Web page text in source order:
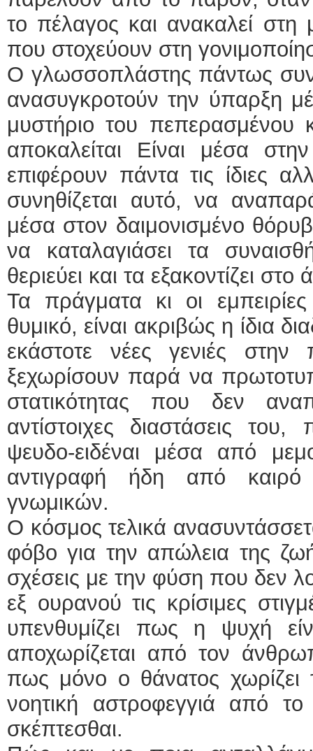
το πέλαγος και ανακαλεί στη
που στοχεύουν στη
Ο γλωσσοπλάστης πάντως
ανασυγκροτούν την ύπαρξη
μυστήριο του πεπερασμένου
αποκαλείται Είναι μέσα
επιφέρουν πάντα τις ίδιες
συνηθίζεται αυτό, να
μέσα στον δαιμονισμένο
να καταλαγιάσει τα
θεριεύει και τα εξακοντίζει
Τα πράγματα κι οι
θυμικό, είναι ακριβώς η ίδια
εκάστοτε νέες γενιές
ξεχωρίσουν παρά να
στατικότητας που δεν
αντίστοιχες διαστάσεις
ψευδο-ειδέναι μέσα από
αντιγραφή ήδη από
γνωμικών.
Ο κόσμος τελικά
φόβο για την απώλεια της
σχέσεις με την φύση που δεν
εξ ουρανού τις κρίσιμες
υπενθυμίζει πως η ψυχή
αποχωρίζεται από τον
πως μόνο ο θάνατος
νοητική αστροφεγγιά από
σκέπτεσθαι.